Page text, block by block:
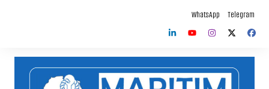
المحتوى
Telegram
WhatsApp